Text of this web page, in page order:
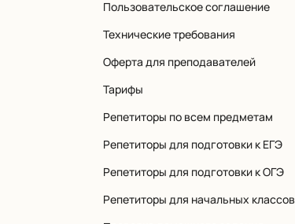
Пользовательское соглашение
Технические требования
Оферта для преподавателей
Тарифы
Репетиторы по всем предметам
Репетиторы для подготовки к ЕГЭ
Репетиторы для подготовки к ОГЭ
Репетиторы для начальных классов